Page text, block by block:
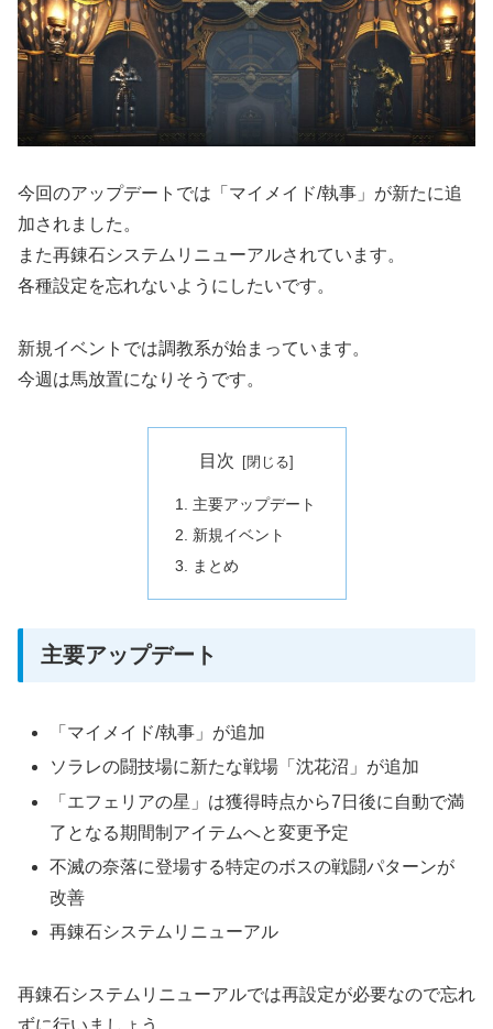
今回のアップデートでは「マイメイド/執事」が新たに追
加されました。
また再錬石システムリニューアルされています。
各種設定を忘れないようにしたいです。
新規イベントでは調教系が始まっています。
今週は馬放置になりそうです。
目次
主要アップデート
新規イベント
まとめ
主要アップデート
「マイメイド/執事」が追加
ソラレの闘技場に新たな戦場「沈花沼」が追加
「エフェリアの星」は獲得時点から7日後に自動で満
了となる期間制アイテムへと変更予定
不滅の奈落に登場する特定のボスの戦闘パターンが
改善
再錬石システムリニューアル
再錬石システムリニューアルでは再設定が必要なので忘れ
ずに行いましょう。